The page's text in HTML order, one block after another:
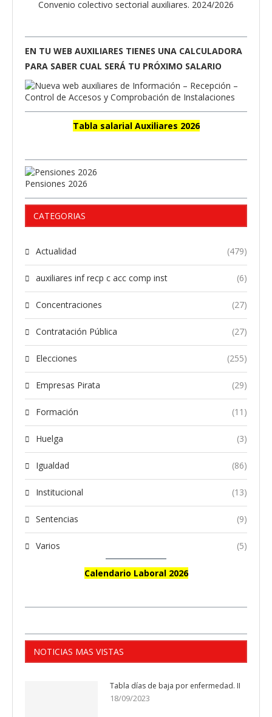
Convenio colectivo sectorial auxiliares. 2024/2026
EN TU WEB AUXILIARES TIENES UNA CALCULADORA
PARA SABER CUAL SERÁ TU PRÓXIMO SALARIO
Tabla salarial Auxiliares 2026
Pensiones 2026
CATEGORIAS
Actualidad (479)
auxiliares inf recp c acc comp inst (6)
Concentraciones (27)
Contratación Pública (27)
Elecciones (255)
Empresas Pirata (29)
Formación (11)
Huelga (3)
Igualdad (86)
Institucional (13)
Sentencias (9)
Varios (5)
Calendario Laboral 2026
NOTICIAS MAS VISTAS
Tabla días de baja por enfermedad. II
18/09/2023